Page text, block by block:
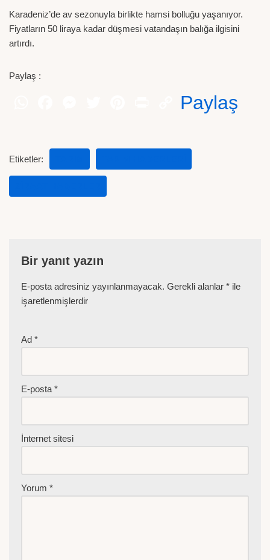
Karadeniz’de av sezonuyla birlikte hamsi bolluğu yaşanıyor.
Fiyatların 50 liraya kadar düşmesi vatandaşın balığa ilgisini
artırdı.
Paylaş :
Paylaş
Etiketler:
Bir yanıt yazın
E-posta adresiniz yayınlanmayacak. Gerekli alanlar * ile
işaretlenmişlerdir
Ad *
E-posta *
İnternet sitesi
Yorum *